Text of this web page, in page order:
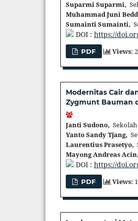
Suparmi Suparmi,
Muhammad Juni
Sumainti Sumainti,
DOI : https://
PDF Views:
Modernitas Cair
Zygmunt Bauman
Janti Sudono,
Yanto Sandy Tjang,
Laurentius Prasetyo,
Mayong Andreas Acin,
DOI : https://
PDF Views: